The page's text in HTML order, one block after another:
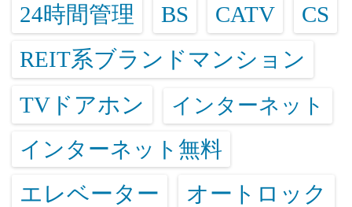
24時間管理 BS CATV CS
REIT系ブランドマンション
TVドアホン インターネット
インターネット無料
エレベーター オートロック